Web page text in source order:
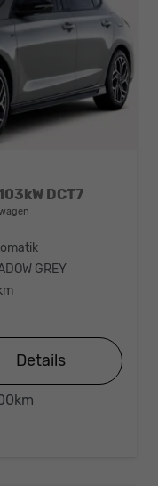
DCT7
GREY
Details